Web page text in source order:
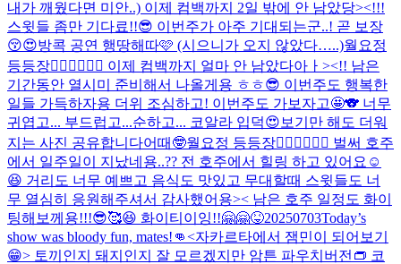
내가 깨웠다면 미안..) 이제 컴백까지 2일 밖에 안 남았당><!!!
스윗들 좀만 기다료!!😎 이번주가 아주 기대되는군..! 곧 보장
😚😍방콕 공연 행땅해따🩷 (시으니가 오지 않았다…..)월요정
등등장🧚🏻‍♀️🧚🏻‍♀️ 이제 컴백까지 얼마 안 남았다아ㅏ><!! 남은
기간동안 열시미 준비해서 나올게용 ㅎㅎ😎 이번주도 행복한
일들 가득하자용 더위 조심하고! 이번주도 가보자고🤩🐨 너무
귀엽고... 부드럽고...순하고... 코알라 입덕😍 보기만 해도 더워
지는 사진 공유합니다어때🤓월요정 등등장🧚🏻‍♀️🧚🏻‍♀️ 벌써 호주
에서 일주일이 지났네용..?? 전 호주에서 힐링 하고 있어요☺️
😆 거리도 너무 예쁘고 음식도 맛있고 무대할때 스윗들도 너
무 열심히 응원해주셔서 감사했어용>< 남은 호주 일정도 화이
팅해보께용!!!😎🥰😆 화이티이잉!!🤗🤗😝20250703Today’s
show was bloody fun, mates!👊<자카르타에서 잼민이 되어보기
😁> 토끼인지 돼지인지 잘 모르겠지만 암튼 파우치버전👝 코